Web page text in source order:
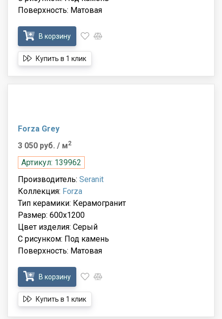
Поверхность: Матовая
В корзину
Купить в 1 клик
Forza Grey
3 050 руб. / м2
Артикул: 139962
Производитель: Seranit
Коллекция: Forza
Тип керамики: Керамогранит
Размер: 600x1200
Цвет изделия: Серый
С рисунком: Под камень
Поверхность: Матовая
В корзину
Купить в 1 клик